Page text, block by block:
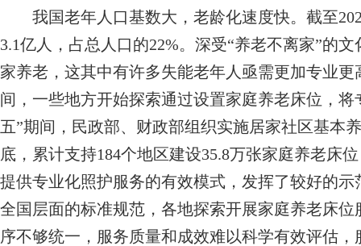
我国老年人口基数大，老龄化速度快。截至
3.1亿人，占总人口的22%。深受“养老不离家”的
家养老，这其中有许多失能老年人亟需更加专业
间，一些地方开始探索通过设置家庭养老床位，
五”期间，民政部、财政部组织实施居家社区基本
底，累计支持184个地区建设35.8万张家庭养老床
提供专业化照护服务的有效模式，发挥了较好的
全国层面的标准规范，各地探索开展家庭养老床
序不够统一，服务质量和成效难以科学有效评估